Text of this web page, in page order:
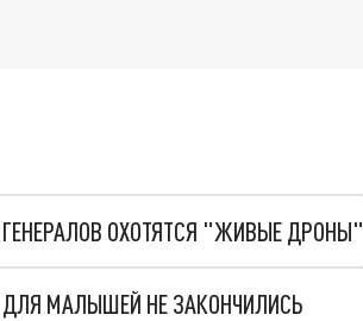
ОХОТЯТСЯ "ЖИВЫЕ ДРОНЫ"
МАЛЫШЕЙ НЕ ЗАКОНЧИЛИСЬ